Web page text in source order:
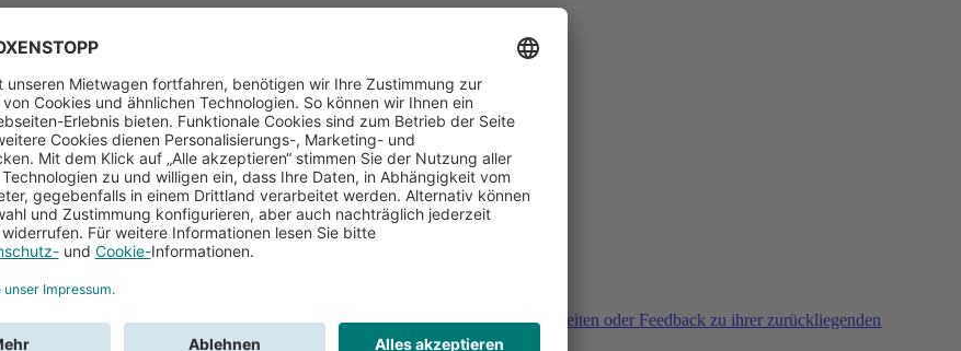
Sie haben Fragen, Unklarheiten oder Feedback zu ihrer zurückliegenden
Buchung?